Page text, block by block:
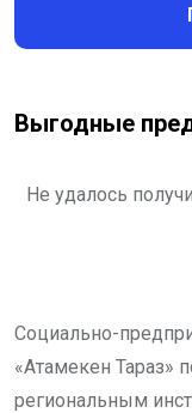
Выгодные
Не удалось
Социально-
«Атамекен Тараз»
региональным